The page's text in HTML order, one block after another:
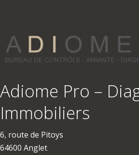
Adiome Pro –
Immobiliers
6, route de Pitoys
64600 Anglet